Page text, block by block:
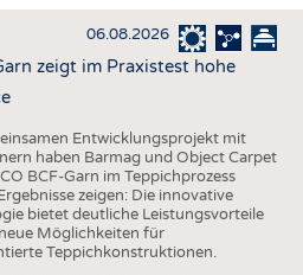
STATISTICS
06.08.2026
zeigt im Praxistest hohe
Entwicklungsprojekt mit
haben Barmag und Object Carpet
BCF-Garn im Teppichprozess
zeigen: Die innovative
bietet deutliche Leistungsvorteile
Möglichkeiten für
Teppichkonstruktionen.